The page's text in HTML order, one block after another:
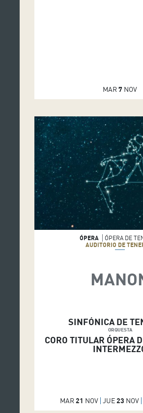
MAR7 NOV
ÓPERA
ÓPERA DE
AUDITORIO DE
SINFÓNICA DE
ORQUESTA
CORO TITULAR ÓPERA
MAR21 NOV JUE23 NOV